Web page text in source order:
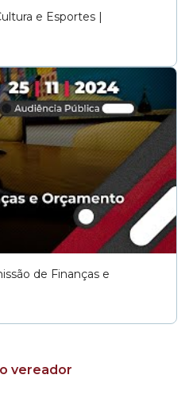
e Esportes |
de Finanças e
vereador